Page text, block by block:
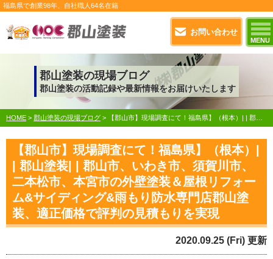
お問い合わせ
MENU
福島県で創業98年 、自社職人 64名在籍
郡山塗装の現場ブログ
郡山塗装の活動記録や最新情報をお届けいたします
HOME > 郡山塗装の現場ブログ > 【郡山市】現場調査にて！福島県】（根本）| | 郡山塗装| | 郡山市、いわき市、須賀川市、二本松市、本宮市の外壁塗装＆屋根リフォーム&サイディング&雨もり防水専門店郡山塗装、適正価格で評判の見積もりを実現
【郡山市】現場調査にて！福島県】（根本）|
| 郡山塗装| | 郡山市、いわき市、須賀川市、
二本松市、本宮市の外壁塗装＆屋根リフォー
ム&サイディング&雨もり防水専門店郡山塗
装、適正価格で評判の見積もりを実現
2020.09.25 (Fri) 更新